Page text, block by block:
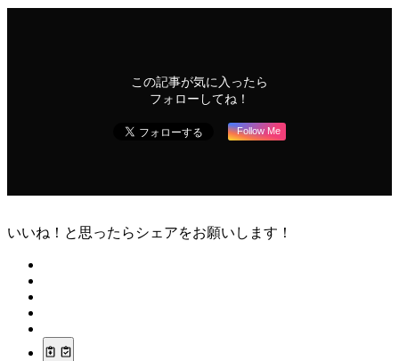
この記事が気に入ったら
フォローしてね！
Follow Me
いいね！と思ったらシェアをお願いします！